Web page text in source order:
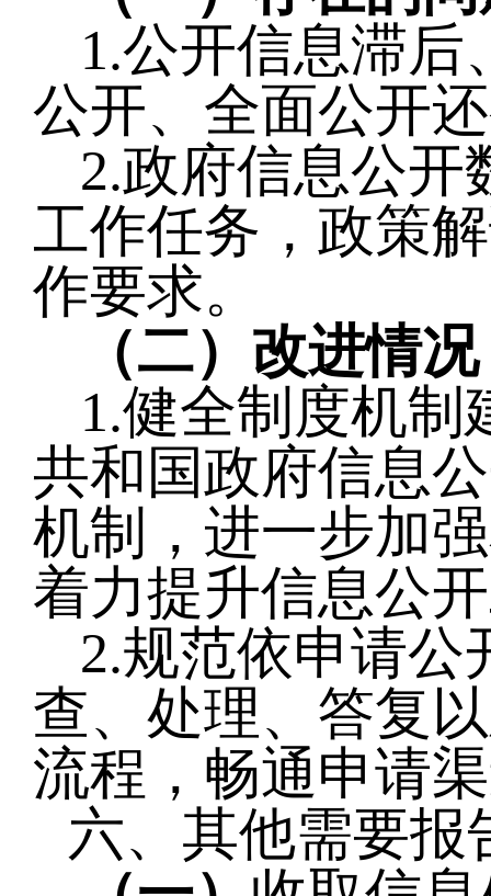
1.公开信息滞
公开、全面公开
2.政府信息公开
工作任务，政策
作要求。
（二）改进情况
1.健全制度机制
共和国政府信息
机制，进一步加
着力提升信息公
2.规范依申请公
查、处理、答复
流程，畅通申请
六、其他需要报